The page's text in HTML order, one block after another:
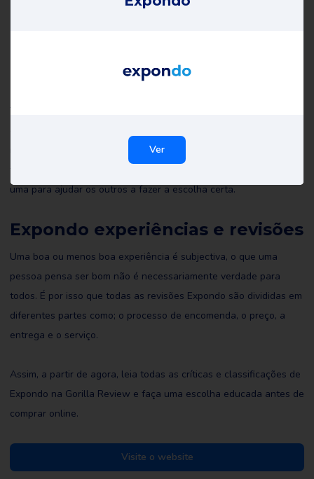
Expondo opiniões
Todas as críticas de Expondo on Review Gorilla são escritas por
nós nem por ninguém e reflectem as experiências do revisor. Leia
uma para ajudar os outros a fazer a escolha certa.
Expondo experiências e revisões
Uma boa ou menos boa experiência é subjectiva, o que uma
pessoa pensa ser bom não é necessariamente verdade para
todos. É por isso que todas as revisões Expondo são divididas em
diferentes partes como; o processo de encomenda, o preço, a
entrega e o serviço.
Assim, a partir de agora, leia todas as críticas e classificações de
Expondo na Gorilla Review e faça uma escolha educada antes de
comprar online.
Visite o website
Ver